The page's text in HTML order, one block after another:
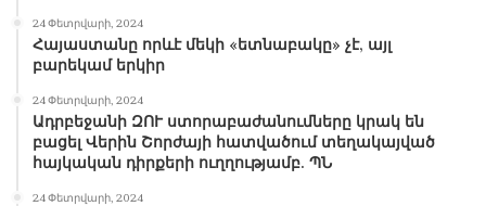
24 Փետրվարի, 2024
Հայաստանը որևէ մեկի «ետնաբակը» չէ, այլ
բարեկամ երկիր
24 Փետրվարի, 2024
Ադրբեջանի ԶՈՒ ստորաբաժանումները կրակ են
բացել Վերին Շորժայի հատվածում տեղակայված
հայկական դիրքերի ուղղությամբ. ՊՆ
24 Փետրվարի, 2024